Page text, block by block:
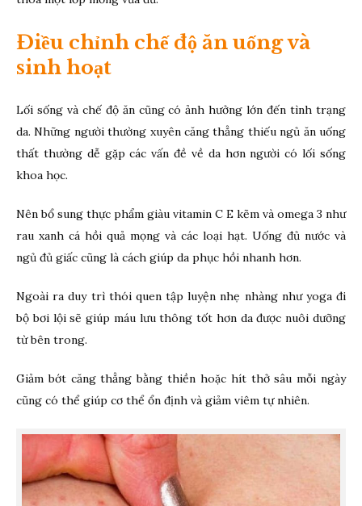
Điều chỉnh chế độ ăn uống và
sinh hoạt
Lối sống và chế độ ăn cũng có ảnh hưởng lớn đến tình trạng
da. Những người thường xuyên căng thẳng thiếu ngủ ăn uống
thất thường dễ gặp các vấn đề về da hơn người có lối sống
khoa học.
Nên bổ sung thực phẩm giàu vitamin C E kẽm và omega 3 như
rau xanh cá hồi quả mọng và các loại hạt. Uống đủ nước và
ngủ đủ giấc cũng là cách giúp da phục hồi nhanh hơn.
Ngoài ra duy trì thói quen tập luyện nhẹ nhàng như yoga đi
bộ bơi lội sẽ giúp máu lưu thông tốt hơn da được nuôi dưỡng
từ bên trong.
Giảm bớt căng thẳng bằng thiền hoặc hít thở sâu mỗi ngày
cũng có thể giúp cơ thể ổn định và giảm viêm tự nhiên.